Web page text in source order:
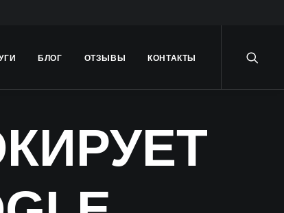
БЛОГ ОТЗЫВЫ КОНТАКТЫ